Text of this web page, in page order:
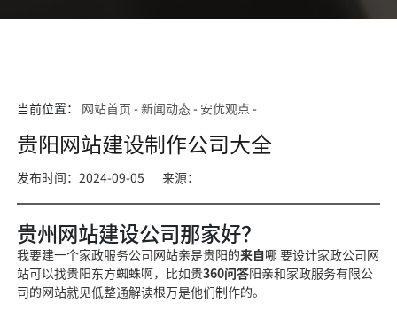
当前位置： 网站首页 -新闻动态- 安优观点 -
贵阳网站建设制作公司大全
发布时间：2024-09-05 来源：
贵州网站建设公司那家好？
我要建一个家政服务公司网站亲是贵阳的来自哪 要设计家政公司网
站可以找贵阳东方蜘蛛啊，比如贵360问答阳亲和家政服务有限公
司的网站就见低整通解读根万是他们制作的。